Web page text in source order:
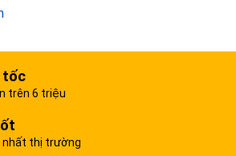
tốc
trên 6 triệu
thị trường